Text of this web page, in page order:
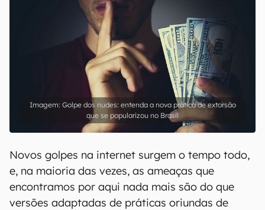
Golpe dos nudes: entenda a nova prática de extorsão
que se popularizou no Brasil
Novos golpes na internet surgem o tempo todo,
e, na maioria das vezes, as ameaças que
encontramos por aqui nada mais são do que
versões adaptadas de práticas oriundas de